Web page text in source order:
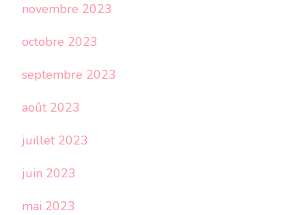
novembre 2023
octobre 2023
septembre 2023
août 2023
juillet 2023
juin 2023
mai 2023